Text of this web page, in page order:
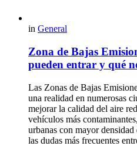
in General
Zona de Bajas
pueden entrar y qué
Las Zonas de Bajas
una realidad en numerosas
mejorar la calidad del aire
vehículos más
urbanas con mayor
las dudas más frecuentes